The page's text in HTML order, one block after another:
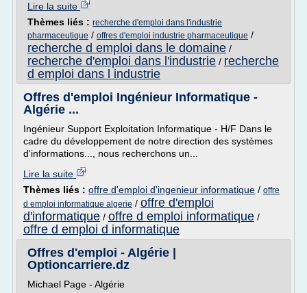
Lire la suite
Thèmes liés : recherche d'emploi dans l'industrie
pharmaceutique / offres d'emploi industrie pharmaceutique /
recherche d emploi dans le domaine /
recherche d'emploi dans l'industrie / recherche
d emploi dans l industrie
Offres d'emploi Ingénieur Informatique -
Algérie ...
Ingénieur Support Exploitation Informatique - H/F Dans le
cadre du développement de notre direction des systèmes
d'informations..., nous recherchons un...
Lire la suite
Thèmes liés : offre d'emploi d'ingenieur informatique / offre
d emploi informatique algerie / offre d'emploi
d'informatique / offre d emploi informatique /
offre d emploi d informatique
Offres d'emploi - Algérie |
Optioncarriere.dz
Michael Page - Algérie